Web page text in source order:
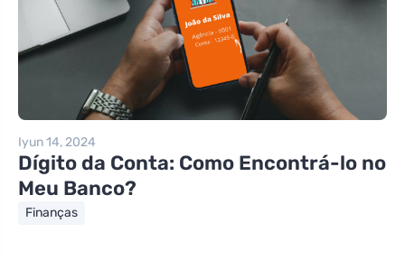
Iyun 14, 2024
Dígito da Conta: Como Encontrá-lo no
Meu Banco?
Finanças